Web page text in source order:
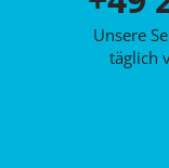
Unsere
täglich